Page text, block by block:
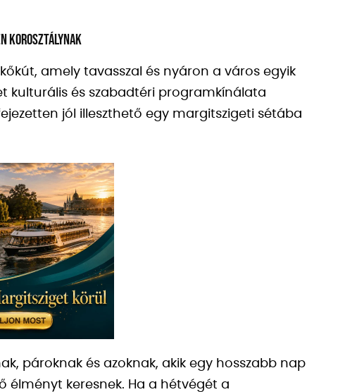
korosztálynak
amely tavasszal és nyáron a város egyik
kulturális és szabadtéri programkínálata
jól illeszthető egy margitszigeti sétába
pároknak és azoknak, akik egy hosszabb nap
keresnek. Ha a hétvégét a